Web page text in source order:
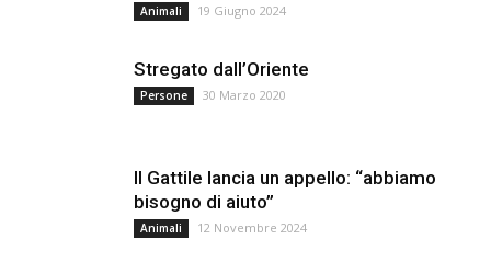
Animali 19 Giugno 2024
Stregato dall’Oriente
Persone 30 Marzo 2020
Il Gattile lancia un appello: “abbiamo
bisogno di aiuto”
Animali 12 Novembre 2024